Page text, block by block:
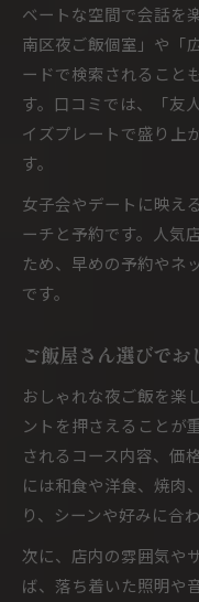
ベートな空間で会話を
南区夜ご飯個室」や「
ードで検索されること
す。口コミでは、「友
イズプレートで盛り上
す。
女子会やデートに映え
ーチと予約です。人気
ため、早めの予約やネ
です。
ご飯屋さん選びで
おしゃれな夜ご飯を楽
ントを押さえることが
されるコース内容、価
には和食や洋食、焼肉
り、シーンや好みに合
次に、店内の雰囲気や
ば、落ち着いた照明や